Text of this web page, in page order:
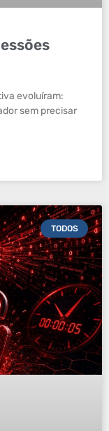
evoluíram:
sem precisar
TODOS